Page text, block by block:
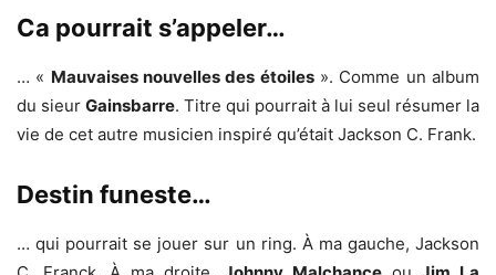
Ca pourrait s’appeler…
… « Mauvaises nouvelles des étoiles». Comme un album
du sieur Gainsbarre. Titre qui pourrait à lui seul résumer la
vie de cet autre musicien inspiré qu’était Jackson C. Frank.
Destin funeste…
… qui pourrait se jouer sur un ring. À ma gauche, Jackson